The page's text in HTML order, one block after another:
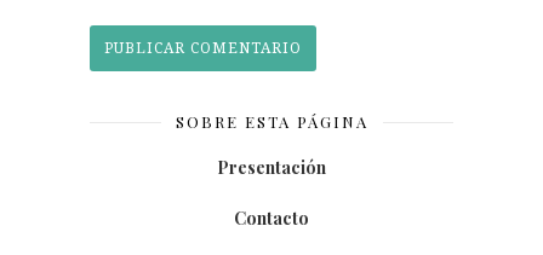
SOBRE ESTA PÁGINA
Presentación
Contacto